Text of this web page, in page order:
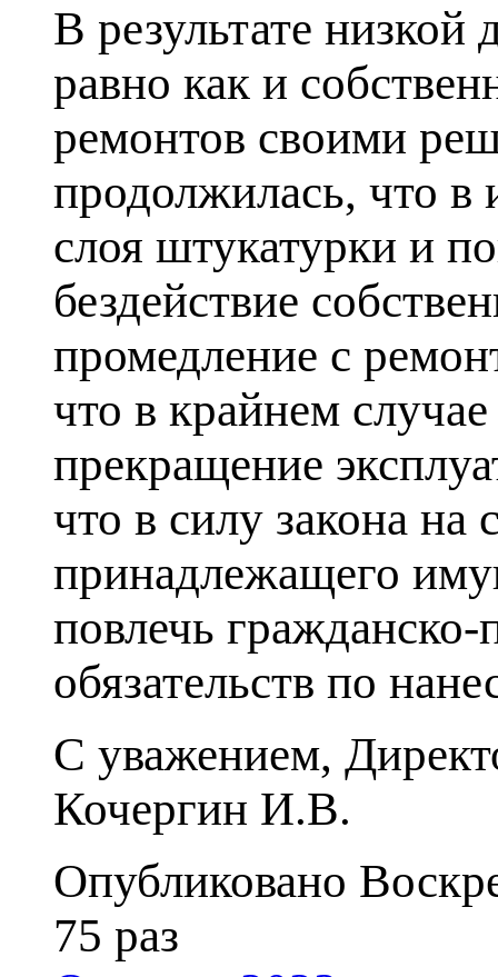
В результате
равно как и
ремонтов своими
продолжилась, что
слоя штукатурки и
бездействие
промедление с
что в крайнем
прекращение
что в силу закона
принадлежащего
повлечь гражданско-
обязательств по
С уважением,
Кочергин И.В.
Опубликовано
75 раз